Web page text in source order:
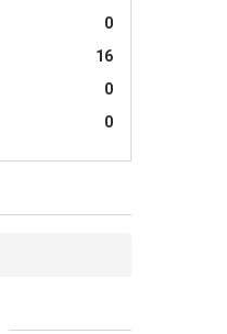
0
16
0
0